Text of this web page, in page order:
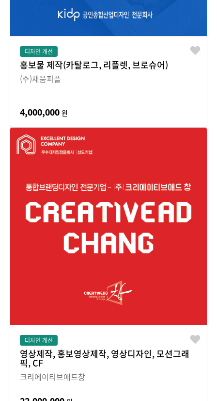
디자인 개선
홍보물 제작(카탈로그, 리플렛, 브로슈어)
(주)채움피플
4,000,000 원
디자인 개선
영상제작, 홍보영상제작, 영상디자인, 모션그래
픽, CF
크리에이티브애드창